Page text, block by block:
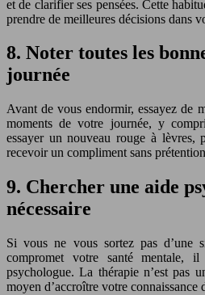
et de clarifier ses pensées. Cette
prendre de meilleures décisions dans
8. Noter toutes les
journée
Avant de vous endormir, essayez de
moments de votre journée, y
essayer un nouveau rouge à lèvres,
recevoir un compliment sans
9. Chercher une aide
nécessaire
Si vous ne vous sortez pas d’une
compromet votre santé mentale,
psychologue. La thérapie n’est pas
moyen d’accroître votre connaissance